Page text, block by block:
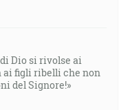
di Dio si rivolse ai
ai figli ribelli che non
del Signore!»